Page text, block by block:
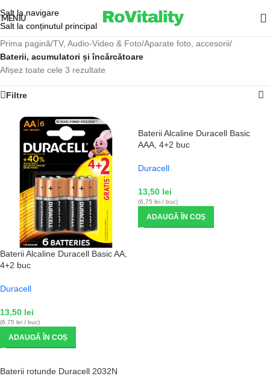
Salt la navigare
Salt la conținutul principal
MENIU
Prima pagină/TV, Audio-Video & Foto/Aparate foto, accesorii/
Baterii, acumulatori și încărcătoare
Afișez toate cele 3 rezultate
Filtre
Baterii Alcaline Duracell Basic AA,
4+2 buc
Duracell
13,50 lei
(6,75 lei / buc)
ADAUGĂ ÎN COȘ
Baterii Alcaline Duracell Basic
AAA, 4+2 buc
Duracell
13,50 lei
(6,75 lei / buc)
ADAUGĂ ÎN COȘ
Baterii rotunde Duracell 2032N